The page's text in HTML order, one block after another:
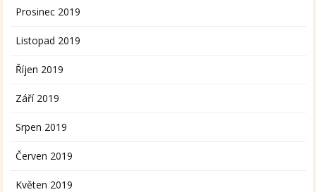
Prosinec 2019
Listopad 2019
Říjen 2019
Září 2019
Srpen 2019
Červen 2019
Květen 2019